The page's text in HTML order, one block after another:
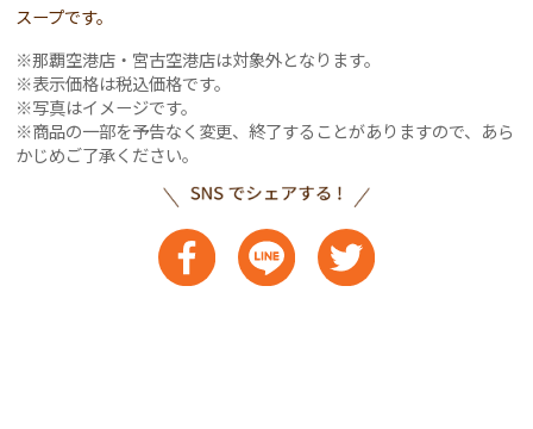
スープです。
那覇空港店・宮古空港店は対象外となります。
表示価格は税込価格です。
写真はイメージです。
商品の一部を予告なく変更、終了することがありますので、あら
かじめご了承ください。